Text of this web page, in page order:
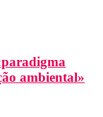
ambiental»